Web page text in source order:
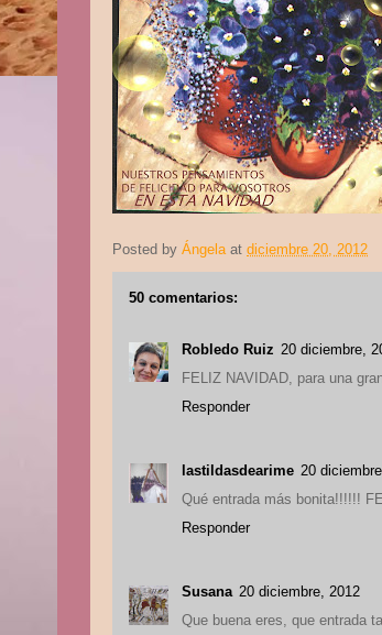
Posted by Ángela at diciembre 20, 2012
50 comentarios:
Robledo Ruiz 20 diciembre,
FELIZ NAVIDAD, para una
Responder
lastildasdearime 20
Qué entrada más bonita!!!!!!
Responder
Susana 20 diciembre, 2012
Que buena eres, que entrada